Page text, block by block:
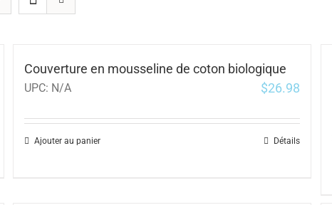
Couverture en mousseline de coton biologique
UPC: N/A $26.98
Ajouter au panier Détails